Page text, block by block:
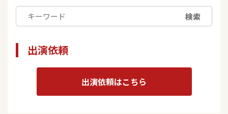
検索
出演依頼
出演依頼はこちら